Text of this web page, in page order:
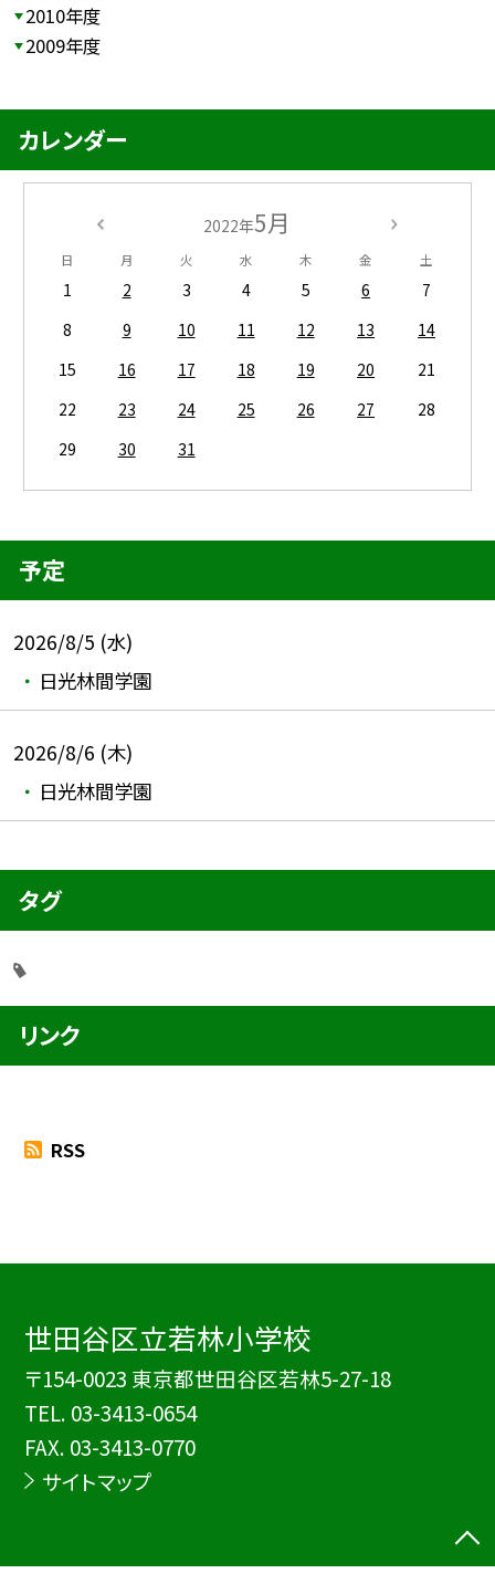
2010年度
2009年度
カレンダー
2022年5月
日 月 火 水 木 金 土
1 2 3 4 5 6
7
8
9 10 11 12 13
14
15
16 17 18 19 20
21
22
23 24 25 26 27
28
29
30 31
予定
2026/8/5 (水)
日光林間学園
2026/8/6 (木)
日光林間学園
タグ
リンク
RSS
世田谷区立若林小学校
〒154-0023 東京都世田谷区若林5-27-18
TEL. 03-3413-0654
FAX. 03-3413-0770
サイトマップ